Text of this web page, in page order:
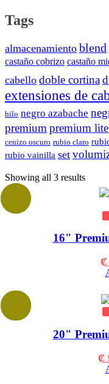
Tags
almacenamiento blend
castaño cobrizo castaño
cabello doble cortina
extensiones de
hilo negro azabache
premium premium lite
cenizo oscuro rubio claro
rubio vainilla set
Showing all 3 resultsSorted
price:
16"
₡
20"
₡